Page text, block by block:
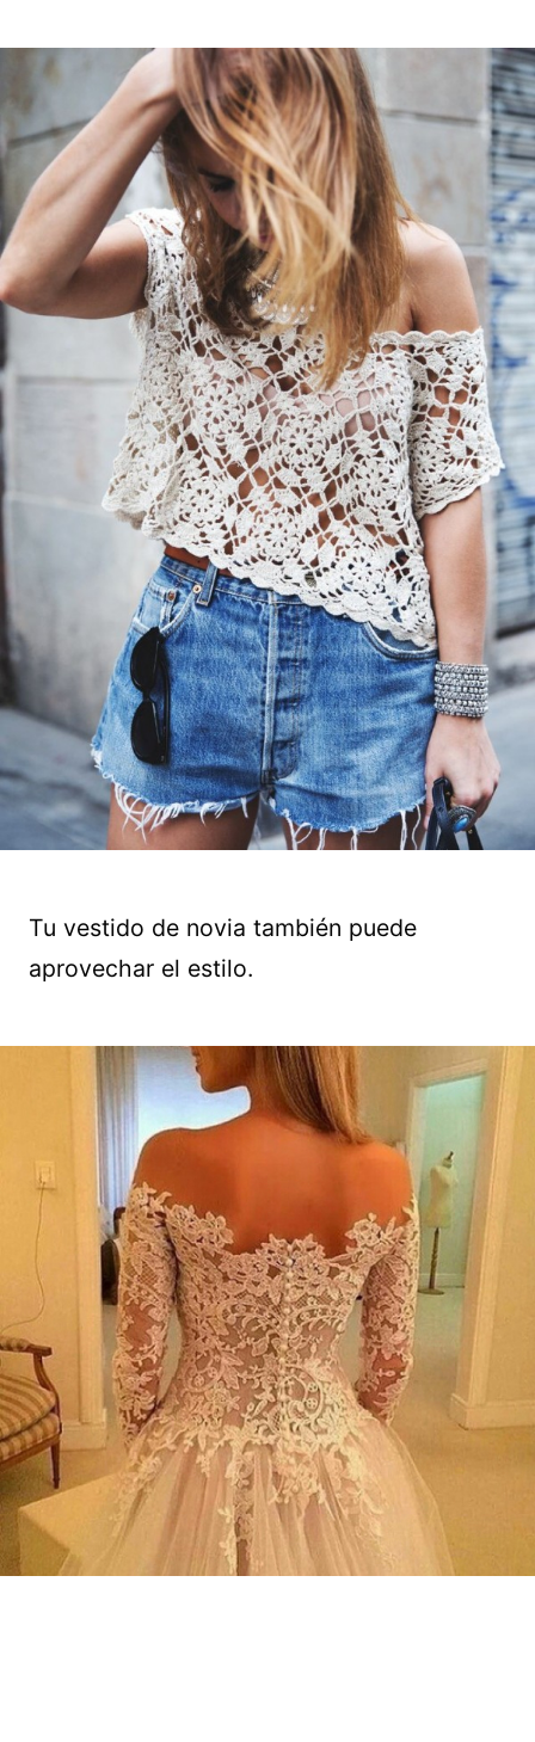
Tu vestido de novia también puede
aprovechar el estilo.